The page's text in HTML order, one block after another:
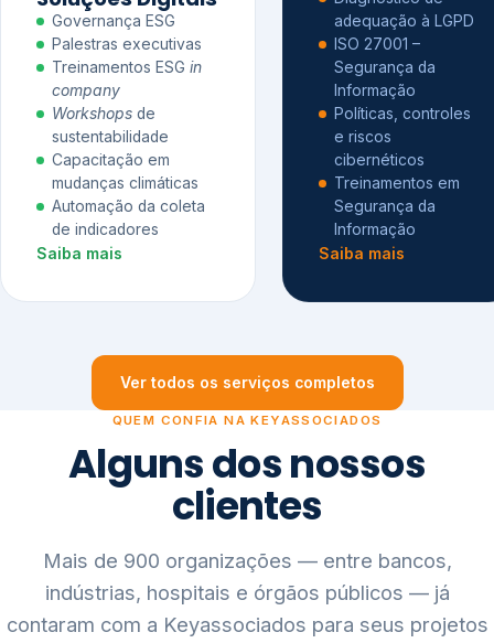
Governança ESG
Palestras executivas
Treinamentos ESG in
company
Workshops de
sustentabilidade
Capacitação em
mudanças climáticas
Automação da coleta
de indicadores
Saiba mais
adequação à LGPD
ISO 27001 –
Segurança da
Informação
Políticas, controles
e riscos
cibernéticos
Treinamentos em
Segurança da
Informação
Saiba mais
Ver todos os serviços completos
QUEM CONFIA NA KEYASSOCIADOS
Alguns dos nossos
clientes
Mais de 900 organizações — entre bancos,
indústrias, hospitais e órgãos públicos — já
contaram com a Keyassociados para seus projetos